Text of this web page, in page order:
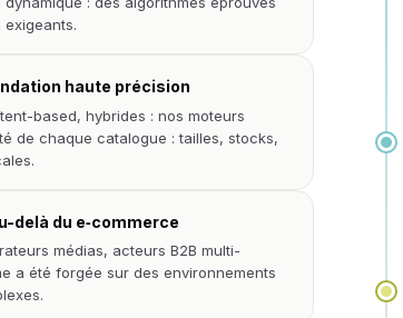
haute précision
based, hybrides : nos moteurs
de chaque catalogue : tailles, stocks,
delà du e‑commerce
médias, acteurs B2B multi-
a été forgée sur des environnements